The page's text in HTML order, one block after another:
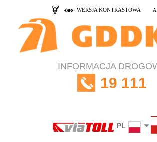
WERSJA KONTRASTOWA A
INFORMACJA
19 111
PL